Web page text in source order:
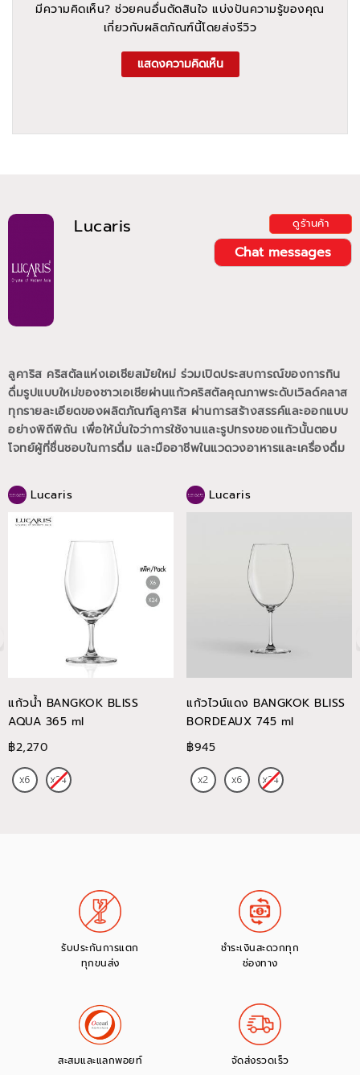
Lucaris ดูร้านค้า
Chat messages
ลูคาริส คริสตัลแห่งเอเชียสมัยใหม่ ร่วมเปิดประสบการณ์ของการกิน
ดื่มรูปแบบใหม่ของชาวเอเชียผ่านแก้วคริสตัลคุณภาพระดับเวิลด์คลาส
ทุกรายละเอียดของผลิตภัณฑ์ลูคาริส ผ่านการสร้างสรรค์และออกแบบ
อย่างพิถีพิถัน เพื่อให้มั่นใจว่าการใช้งานและรูปทรงของแก้วนั้นตอบ
โจทย์ผู้ที่ชื่นชอบในการดื่ม และมืออาชีพในแวดวงอาหารและเครื่องดื่ม
Lucaris
แก้วน้ำ BANGKOK BLISS
AQUA 365 ml
฿2,270
Lucaris
แก้วไวน์แดง BANGKOK BLISS
BORDEAUX 745 ml
฿945
มีความคิดเห็น? ช่วยคนอื่นตัดสินใจ แบ่งปันความรู้ของคุณ
เกี่ยวกับผลิตภัณฑ์นี้โดยส่งรีวิว
แสดงความคิดเห็น
รับประกันการแตก
ทุกขนส่ง
ชำระเงินสะดวกทุก
ช่องทาง
สะสมและแลกพอยท์ จัดส่งรวดเร็ว